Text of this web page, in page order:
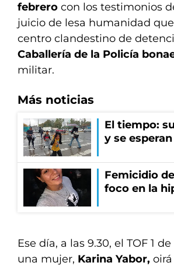
febrero con los testimonios
juicio de lesa humanidad
centro clandestino de
Caballería de la Policía
militar.
Más noticias
El tiempo:
y se
Femicidio
foco en la
Ese día, a las 9.30, el TOF 1
una mujer, Karina Yabor,